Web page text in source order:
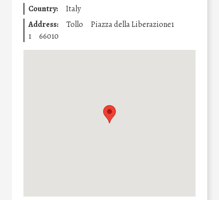
Country:
Italy
Address:
Tollo
Piazza della Liberazione1
1
66010